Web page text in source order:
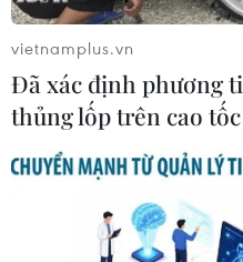
vietnamplus.vn
Đã xác định phương
thủng lốp trên cao